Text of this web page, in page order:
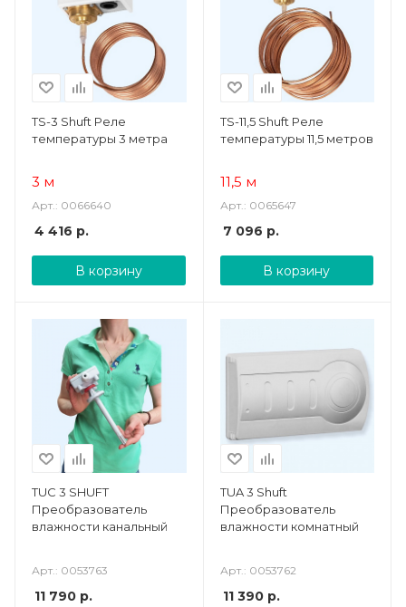
TS-3 Shuft Реле
температуры 3 метра
3 м
Арт.: 0066640
4 416 р.
В корзину
TS-11,5 Shuft Реле
температуры 11,5 метров
11,5 м
Арт.: 0065647
7 096 р.
В корзину
TUC 3 SHUFT
Преобразователь
влажности канальный
Арт.: 0053763
11 790 р.
TUA 3 Shuft
Преобразователь
влажности комнатный
Арт.: 0053762
11 390р.